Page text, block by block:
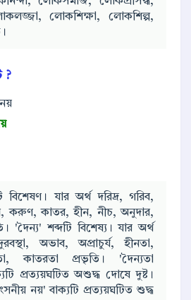
লোকশিক্ষা, লোকশিল্প,
?
বিশেষণ। যার অর্থ দরিদ্র, গরিব,
করুণ, কাতর, হীন, নীচ, অনুদার,
'দৈন্য' শব্দটি বিশেষ্য। যার অর্থ
অভাব, অপ্রাচুর্য, হীনতা,
কাতরতা প্রভৃতি। 'দৈন্যতা
প্রত্যয়ঘটিত অশুদ্ধ দোষে দুষ্ট।
নয়' বাক্যটি প্রত্যয়ঘটিত শুদ্ধ